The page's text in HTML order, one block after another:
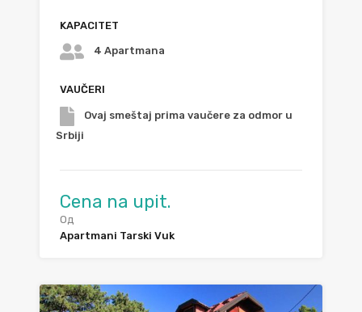
KAPACITET
4 Apartmana
VAUČERI
Ovaj smeštaj prima vaučere za odmor u
Srbiji
Cena na upit.
Од
Apartmani Tarski Vuk